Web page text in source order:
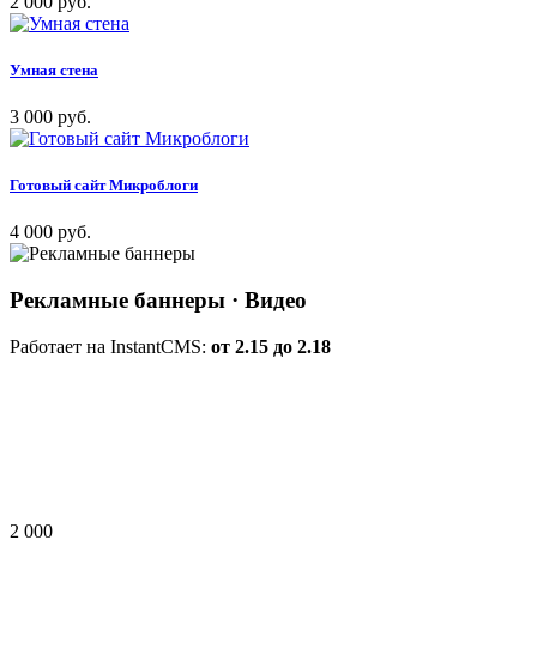
Умная стена
3 000 руб.
Готовый сайт Микроблоги
4 000 руб.
Рекламные баннеры · Видео
Работает на InstantCMS: от 2.15 до 2.18
2 000